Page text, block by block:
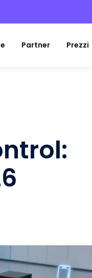
Partner Prezzi